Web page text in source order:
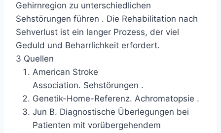
Gehirnregion zu unterschiedlichen
Sehstörungen führen . Die Rehabilitation nach
Sehverlust ist ein langer Prozess, der viel
Geduld und Beharrlichkeit erfordert.
3 Quellen
American Stroke
Association. Sehstörungen .
Genetik-Home-Referenz. Achromatopsie .
Jun B. Diagnostische Überlegungen bei
Patienten mit vorübergehendem